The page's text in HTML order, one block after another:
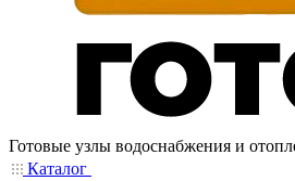
Готовые узлы водоснабжения и
Каталог